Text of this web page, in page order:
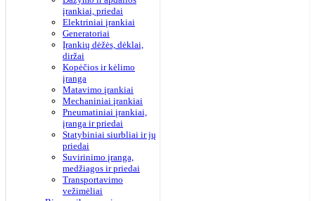
įrankiai, priedai
Elektriniai įrankiai
Generatoriai
Įrankių dėžės, dėklai,
diržai
Kopėčios ir kėlimo
įranga
Matavimo įrankiai
Mechaniniai įrankiai
Pneumatiniai įrankiai,
įranga ir priedai
Statybiniai siurbliai ir jų
priedai
Suvirinimo įranga,
medžiagos ir priedai
Transportavimo
vežimėliai